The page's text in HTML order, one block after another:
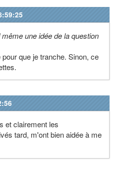
une idée de la question
que je tranche. Sinon, ce
et clairement les
tard, m'ont bien aidée à me